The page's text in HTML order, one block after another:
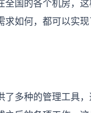
的各个机房，这
求如何，都可以实
种的管理工具，